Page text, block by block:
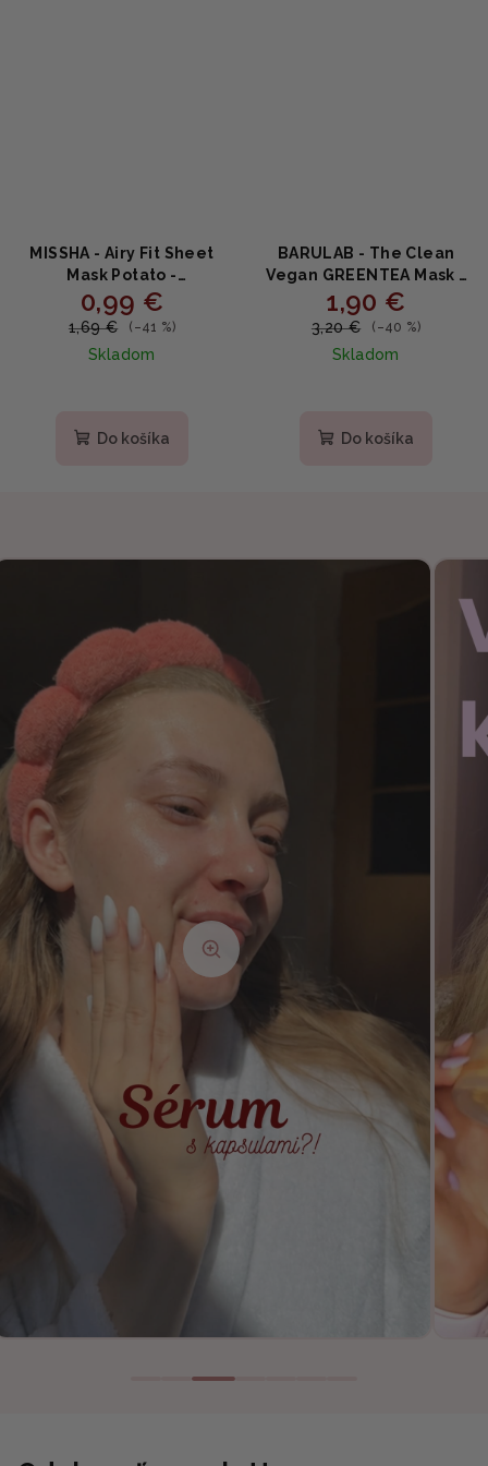
MISSHA - Airy Fit Sheet
Mask Potato -
Rozjasňujúca plátenná
maska so zemiakovým
extraktom 19g
0,99 €
1,69 € (–41 %)
Skladom
Do košíka
BARULAB - The Clean
Vegan GREENTEA Mask -
Upokojujúca plátenná
maska so zeleným čajom
1,90 €
3,20 € (–40 %)
Skladom
Do košíka